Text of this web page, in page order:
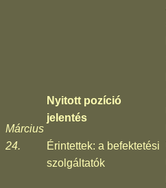
Március
24.
Nyitott pozíció
jelentés
Érintettek: a befektetési
szolgáltatók